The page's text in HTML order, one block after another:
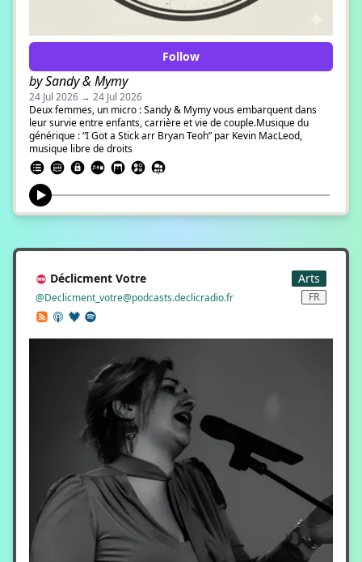
Follow
by Sandy & Mymy
24 Jul 2026 → 24 Jul 2026
Deux femmes, un micro : Sandy & Mymy vous embarquent dans
leur survie entre enfants, carrière et vie de couple.Musique du
générique : “I Got a Stick arr Bryan Teoh” par Kevin MacLeod,
musique libre de droits
Arts
Déclicment Votre
FR
@Declicment_votre@podcasts.declicradio.fr